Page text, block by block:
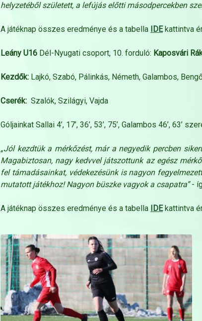
helyzetéből született, a lefújás előtti másodpercekben
A játéknap összes eredménye és a tabella IDEkattintva
Leány U16 Dél-Nyugati csoport, 10. forduló: Kaposvári
Kezdők: Lajkó, Szabó, Pálinkás, Németh, Galambos,
Cserék: Szalók, Szilágyi, Vajda
Góljainkat Sallai 4’, 17’, 36’, 53’, 75’, Galambos 46’, 63’
„Jól kezdtük a mérkőzést, már a negyedik percben
Magabiztosan, nagy kedvvel játszottunk az egész
fel támadásainkat, védekezésünk is nagyon
mutatott játékhoz! Nagyon büszke vagyok a csapatra”-
A játéknap összes eredménye és a tabella IDEkattintva